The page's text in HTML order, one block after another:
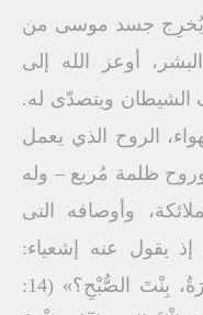
يُخرِج جسد موسى من
أوعز الله إلى
الشيطان ويتصدّى له.
الروح الذي يعمل
ظلمة مُريع – وله
وأوصافه التى
إذ يقول عنه إشعياء:
«كَيْفَ سَقَطْتِ مِنَ السَّمَاءِ يَا زُهَرَةُ، بِنْتَ الصُّبْحِ؟» (14: